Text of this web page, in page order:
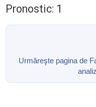
Pronostic: 1
Urmăreşte pagina de